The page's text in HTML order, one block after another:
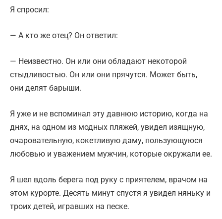
Я спросил:
— А кто же отец? Он ответил:
— Неизвестно. Он или они обладают некоторой
стыдливостью. Он или они прячутся. Может быть,
они делят барыши.
Я уже и не вспоминал эту давнюю историю, когда на
днях, на одном из модных пляжей, увидел изящную,
очаровательную, кокетливую даму, пользующуюся
любовью и уважением мужчин, которые окружали ее.
Я шел вдоль берега под руку с приятелем, врачом на
этом курорте. Десять минут спустя я увидел няньку и
троих детей, игравших на песке.